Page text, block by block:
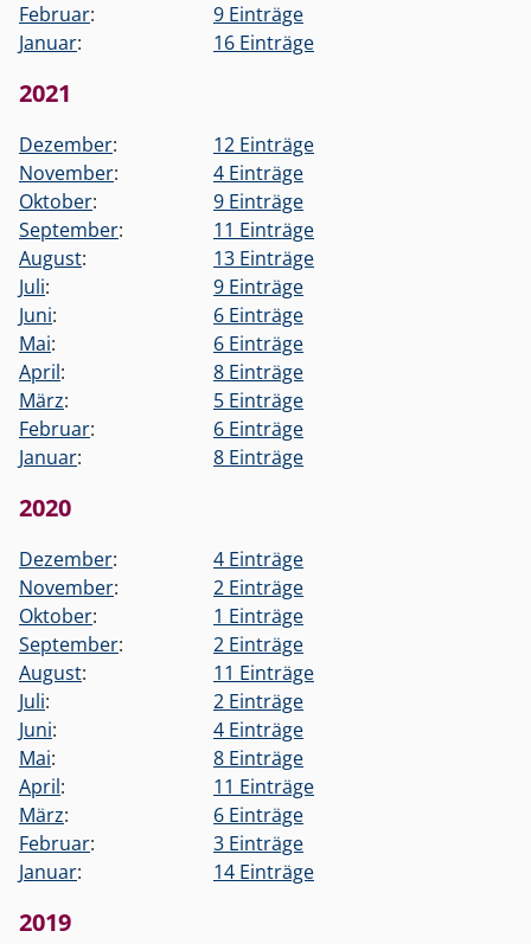
Februar:
9 Einträge
Januar: 16 Einträge
2021
Dezember:
12 Einträge
November:
4 Einträge
Oktober:
9 Einträge
September:
11 Einträge
August:
13 Einträge
Juli:
9 Einträge
Juni:
6 Einträge
Mai:
6 Einträge
April:
8 Einträge
März:
5 Einträge
Februar:
6 Einträge
Januar: 8 Einträge
2020
Dezember:
4 Einträge
November:
2 Einträge
Oktober:
1 Einträge
September:
2 Einträge
August:
11 Einträge
Juli:
2 Einträge
Juni:
4 Einträge
Mai:
8 Einträge
April:
11 Einträge
März:
6 Einträge
Februar:
3 Einträge
Januar: 14 Einträge
2019